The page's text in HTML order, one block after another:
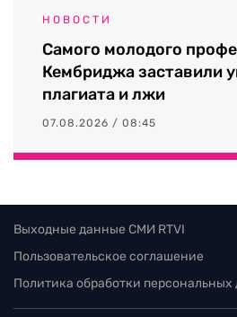
НОВОСТИ
Самого молодого
Кембриджа заставили
плагиата и лжи
07.08.2026 / 08:45
Выходные данные СМИ RTVI
Пользовательское соглашение
Политика обработки персональных